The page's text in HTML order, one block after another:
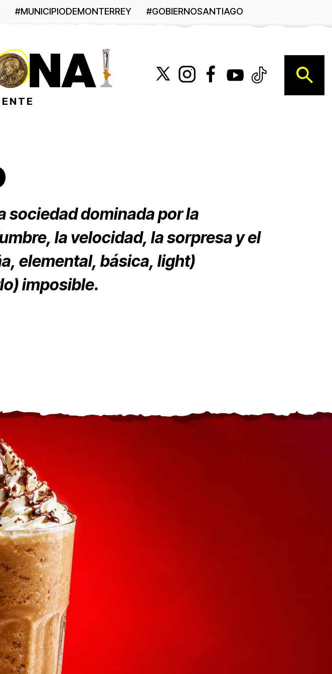
#MUNICIPIODEMONTERREY #GOBIERNOSANTIAGO
sociedad dominada por la
la velocidad, la sorpresa y el
elemental, básica, light)
imposible.